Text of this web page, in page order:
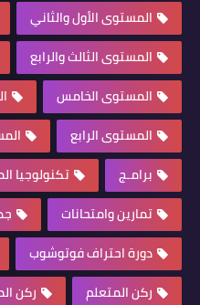
المستوى الأول والثاني
المستوى الثالث والرابع
المستوى الخامس
المستوى الرابع
برامـج
تكنولوجيا
تمارين وامتحانات
دورة احتراف فوتوشوب
ركن المتعلم
ركن